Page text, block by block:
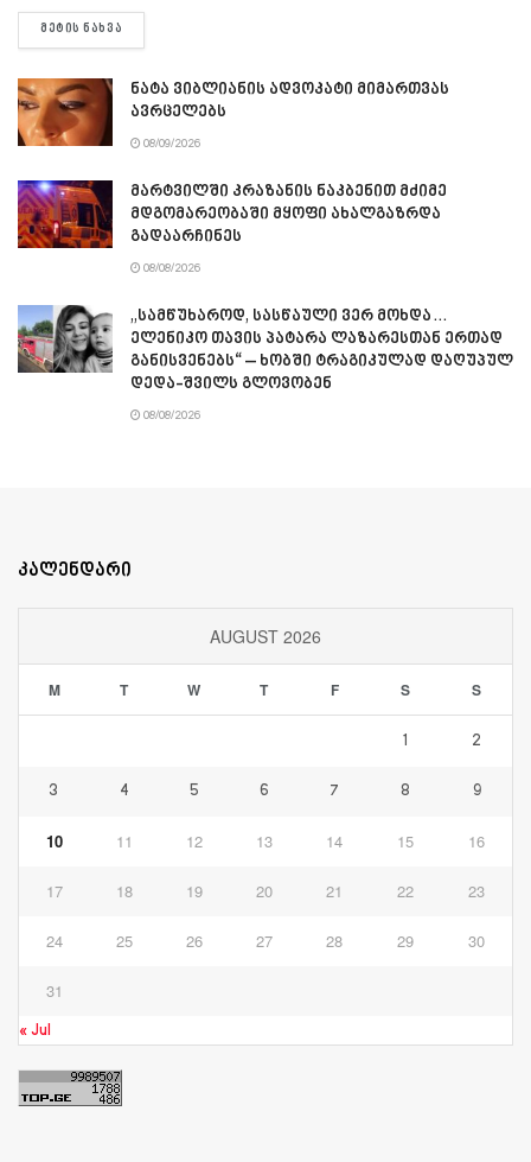
ᲛᲔᲢᲘᲡ ᲜᲐᲮᲕᲐ
ნატა ვიბლიანის ადვოკატი მიმართვას
ავრცელებს
08/09/2026
მარტვილში კრაზანის ნაკბენით მძიმე
მდგომარეობაში მყოფი ახალგაზრდა
გადაარჩინეს
08/08/2026
„სამწუხაროდ, სასწაული ვერ მოხდა…
ელენიკო თავის პატარა ლაზარესთან ერთად
განისვენებს“ – ხობში ტრაგიკულად დაღუპულ
დედა-შვილს გლოვობენ
08/08/2026
კალენდარი
AUGUST 2026
M T W T F S S
1 2
3 4 5 6 7 8 9
10 11 12 13 14 15 16
17 18 19 20 21 22 23
24 25 26 27 28 29 30
31
« Jul